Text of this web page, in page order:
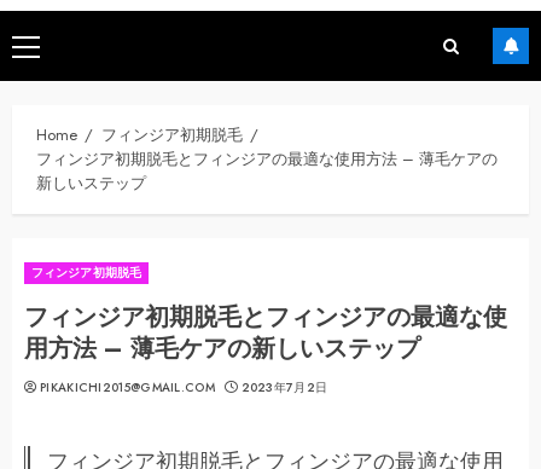
Primary
Menu
Home
フィンジア初期脱毛
フィンジア初期脱毛とフィンジアの最適な使用方法 – 薄毛ケアの
新しいステップ
フィンジア初期脱毛
フィンジア初期脱毛とフィンジアの最適な使
用方法 – 薄毛ケアの新しいステップ
PIKAKICHI2015@GMAIL.COM 2023年7月2日
フィンジア初期脱毛とフィンジアの最適な使用